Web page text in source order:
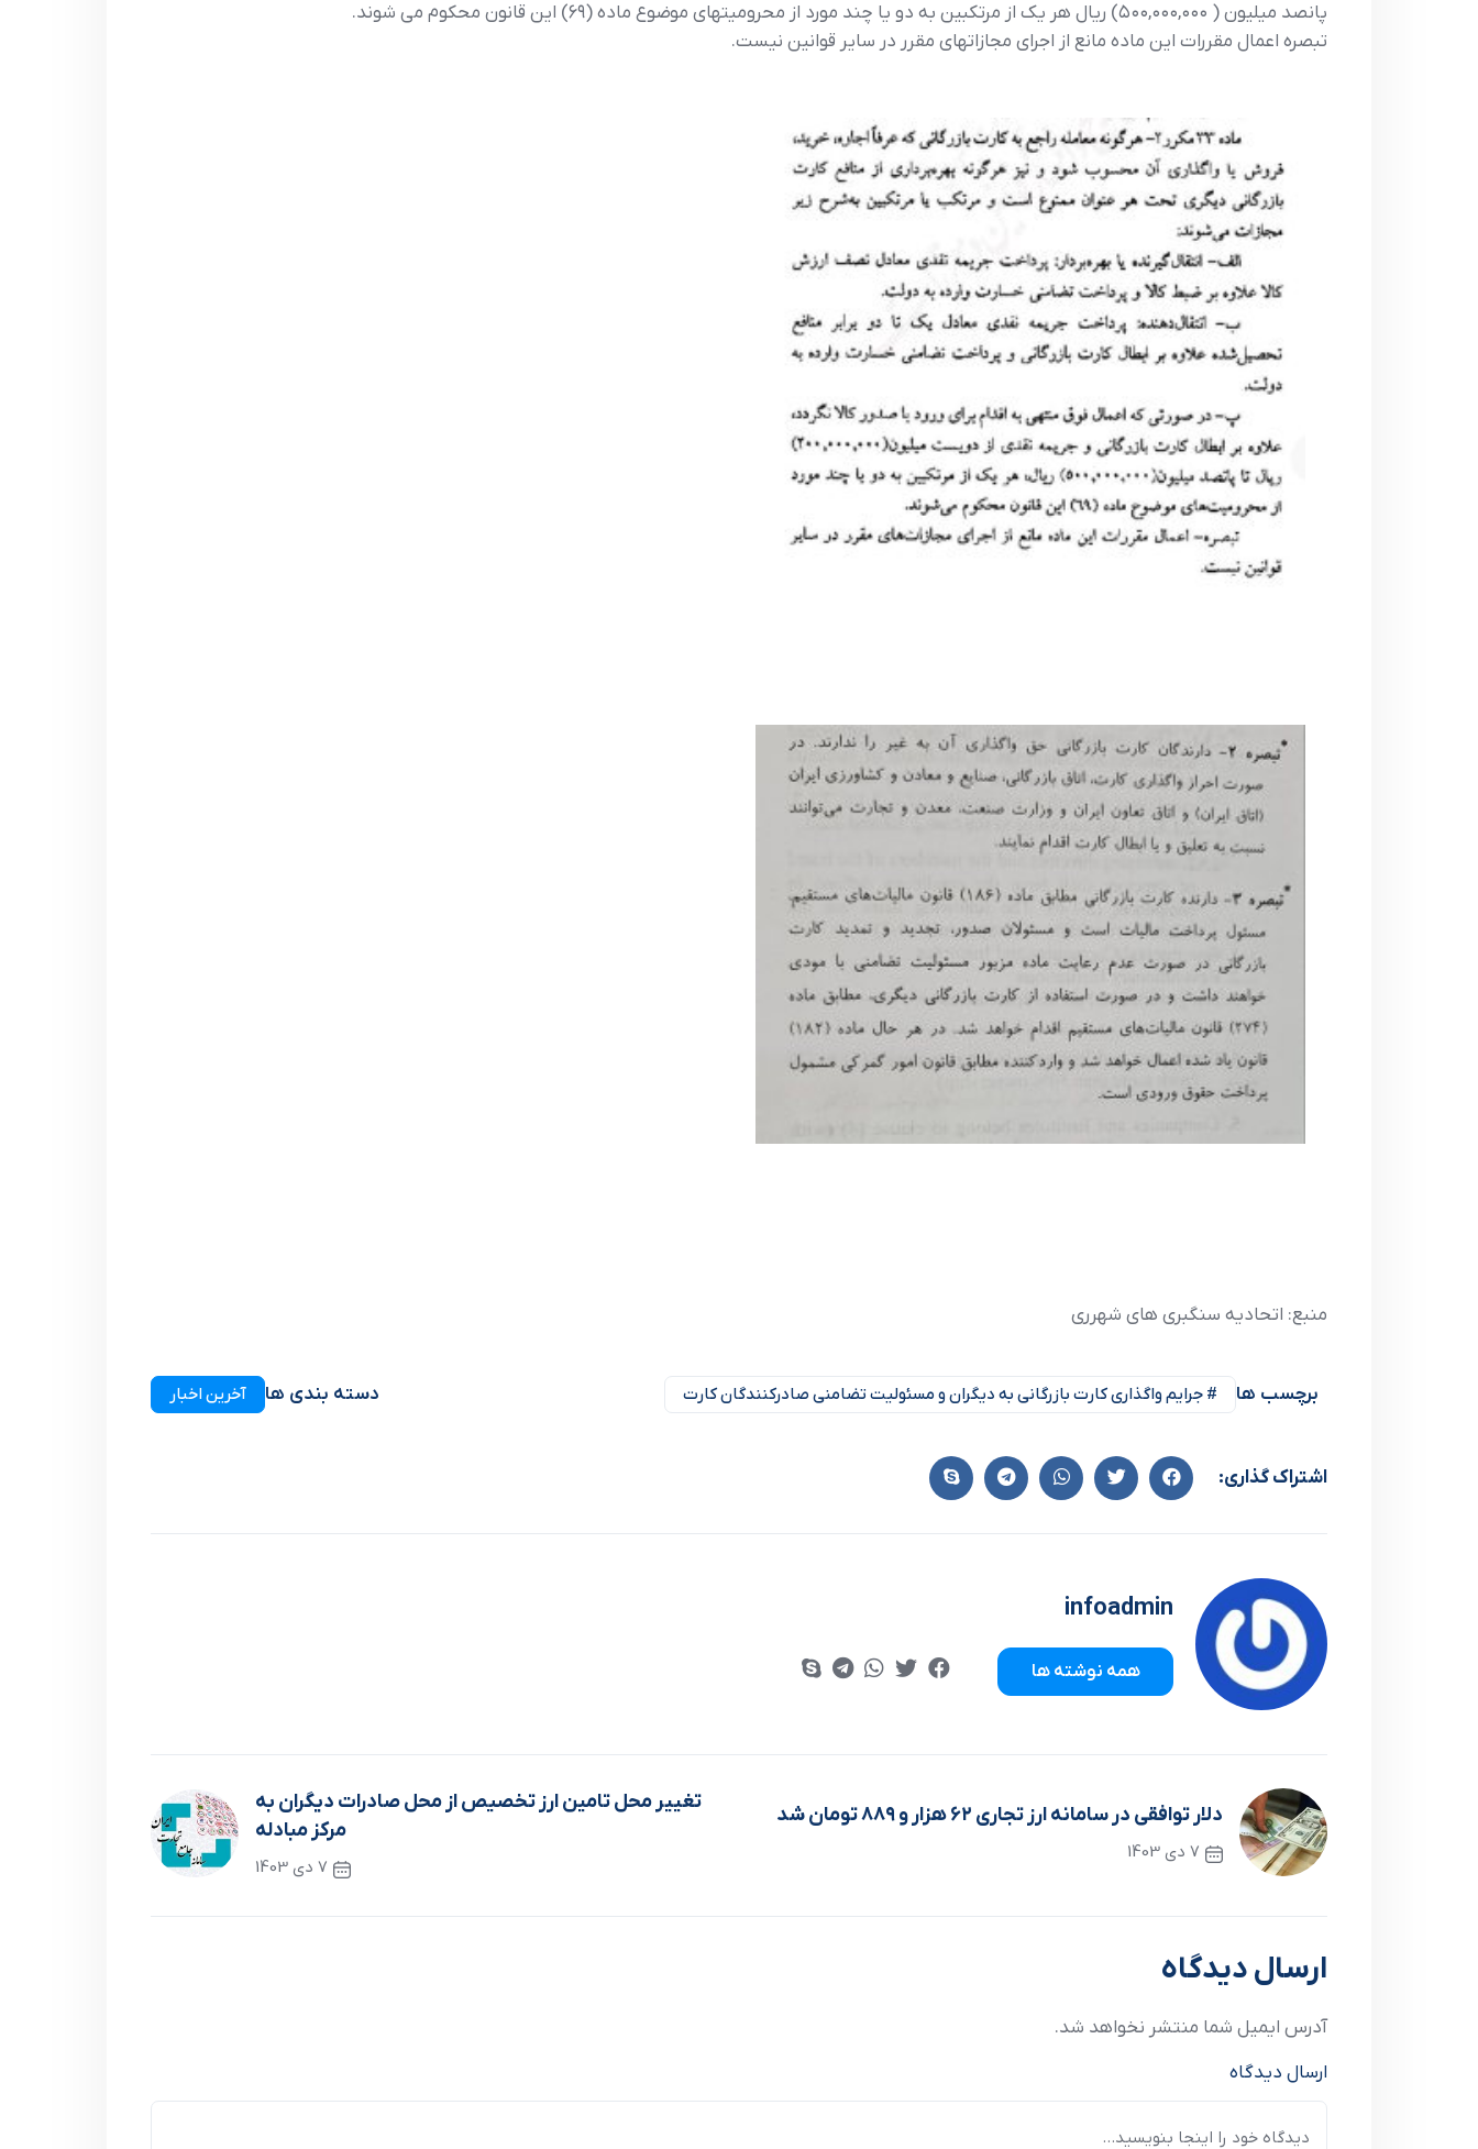
پانصد میلیون ( ۵۰۰,۰۰۰,۰۰۰) ریال هر یک از مرتکبین به دو یا چند مورد از محرومیتهای موضوع ماده (۶۹) این قانون محکوم می شوند.
تبصره اعمال مقررات این ماده مانع از اجرای مجازاتهای مقرر در سایر قوانین نیست.
منبع: اتحادیه سنگبری های شهرری
برچسب ها # جرایم واگذاری کارت بازرگانی به دیگران و مسئولیت تضامنی صادرکنندگان کارت دسته بندی ها آخرین اخبار
اشتراک گذاری:
infoadmin
همه نوشته ها
دلار توافقی در سامانه ارز تجاری ۶۲ هزار و ۸۸۹ تومان شد
7 دی 1403
تغییر محل تامین ارز تخصیص‌ از محل صادرات دیگران به
مرکز مبادله
7 دی 1403
ارسال دیدگاه
آدرس ایمیل شما منتشر نخواهد شد.
ارسال دیدگاه